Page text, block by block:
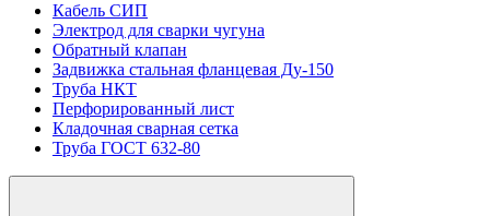
Кабель СИП
Электрод для сварки чугуна
Обратный клапан
Задвижка стальная фланцевая Ду-150
Труба НКТ
Перфорированный лист
Кладочная сварная сетка
Труба ГОСТ 632-80